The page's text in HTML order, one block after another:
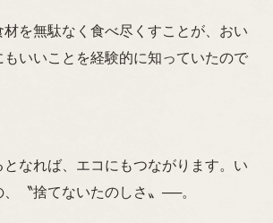
を無駄なく食べ尽くすことが、おい
もいいことを経験的に知っていたので
なれば、エコにもつながります。い
〝捨てないたのしさ〟──。